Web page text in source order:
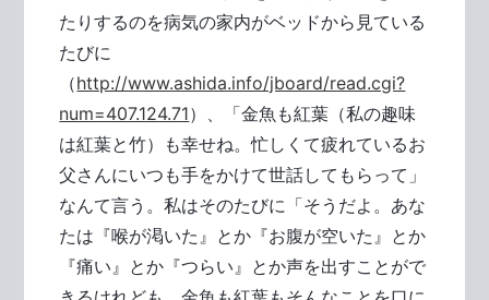
たりするのを病気の家内がベッドから見ている
たびに
（http://www.ashida.info/jboard/read.cgi?
num=407.124.71）、「金魚も紅葉（私の趣味
は紅葉と竹）も幸せね。忙しくて疲れているお
父さんにいつも手をかけて世話してもらって」
なんて言う。私はそのたびに「そうだよ。あな
たは『喉が渇いた』とか『お腹が空いた』とか
『痛い』とか『つらい』とか声を出すことがで